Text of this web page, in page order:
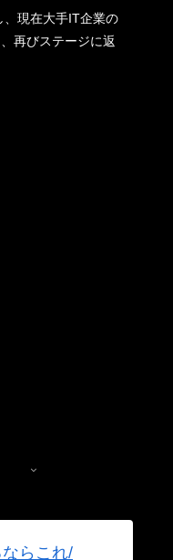
現在大手IT企業の
再びステージに返
らこれ/